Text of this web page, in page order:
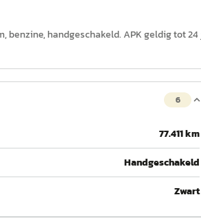
benzine, handgeschakeld. APK geldig tot
6
77.411 km
Handgeschakeld
Zwart